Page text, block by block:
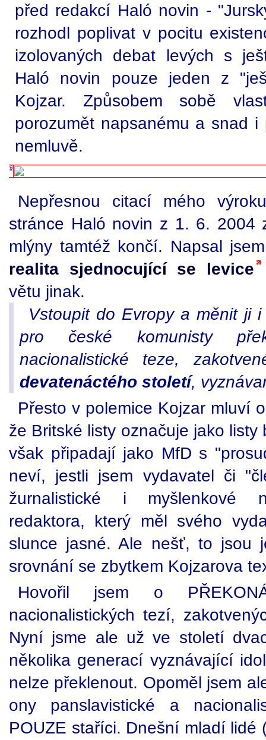
před redakcí Haló novin -
rozhodl poplivat v pocitu
izolovaných debat levých s
Haló novin pouze jeden z
Kojzar. Způsobem sobě
porozumět napsanému a snad i
nemluvě.
Nepřesnou citací mého
stránce Haló novin z 1. 6. 2004
mlýny tamtéž končí. Napsal
realita sjednocující se levice
větu jinak.
Vstoupit do Evropy a měnit ji
pro české komunisty
nacionalistické teze,
devatenáctého století,
Přesto v polemice Kojzar mluví
že Britské listy označuje jako
však připadají jako MfD s
neví, jestli jsem vydavatel či
žurnalistické i myšlenkové
redaktora, který měl svého
slunce jasné. Ale nešť, to jsou
srovnání se zbytkem Kojzarova
Hovořil jsem o
nacionalistických tezí,
Nyní jsme ale už ve století
několika generací vyznávající
nelze překlenout. Opoměl jsem
ony panslavistické a
POUZE staříci. Dnešní mladí lidé